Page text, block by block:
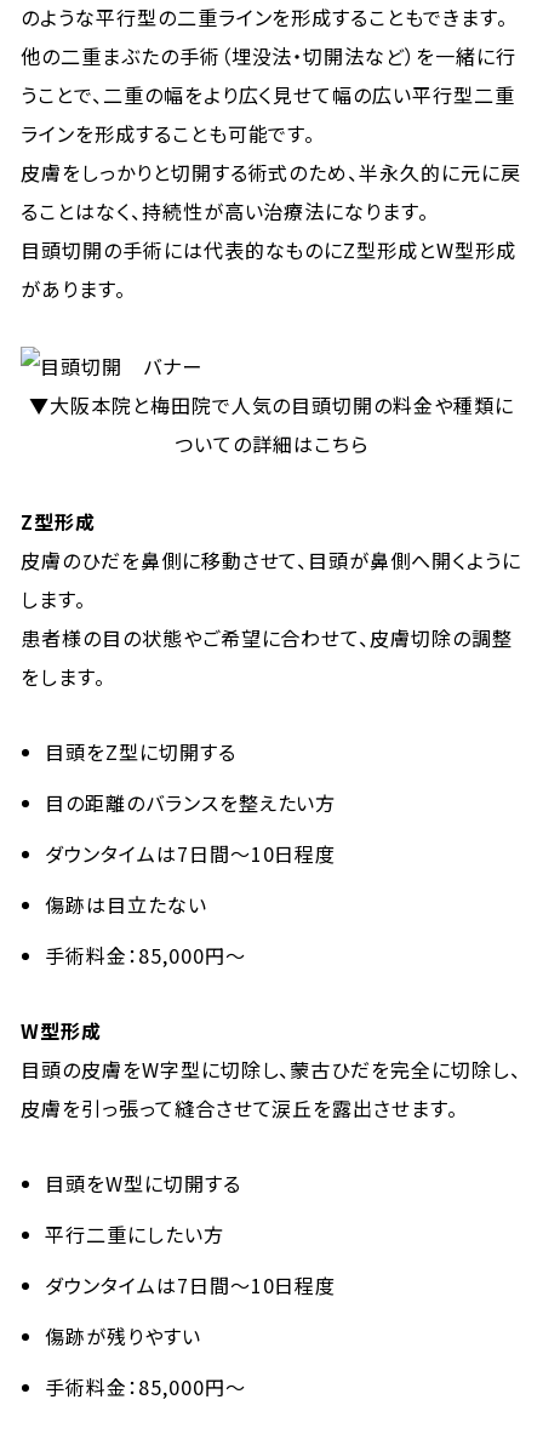
のような平行型の二重ラインを形成することもできます。
他の二重まぶたの手術（埋没法・切開法など）を一緒に行
うことで、二重の幅をより広く見せて幅の広い平行型二重
ラインを形成することも可能です。
皮膚をしっかりと切開する術式のため、半永久的に元に戻
ることはなく、持続性が高い治療法になります。
目頭切開の手術には代表的なものにZ型形成とW型形成
があります。
▼大阪本院と梅田院で人気の目頭切開の料金や種類に
ついての詳細はこちら
Z型形成
皮膚のひだを鼻側に移動させて、目頭が鼻側へ開くように
します。
患者様の目の状態やご希望に合わせて、皮膚切除の調整
をします。
目頭をZ型に切開する
目の距離のバランスを整えたい方
ダウンタイムは7日間〜10日程度
傷跡は目立たない
手術料金：85,000円〜
W型形成
目頭の皮膚をW字型に切除し、蒙古ひだを完全に切除し、
皮膚を引っ張って縫合させて涙丘を露出させます。
目頭をW型に切開する
平行二重にしたい方
ダウンタイムは7日間〜10日程度
傷跡が残りやすい
手術料金：85,000円〜